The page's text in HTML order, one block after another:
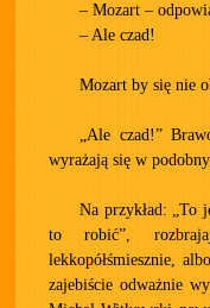
– Mozart –
– Ale czad!
Mozart by się nie
„Ale czad!”
wyrażają się w
Na przykład: „To
to robić”,
lekkopółśmiesznie,
zajebiście odważnie